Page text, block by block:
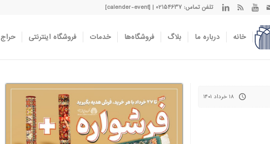
تلفن تماس: 02154637 | [calender-event]
خانه درباره ما بلاگ فروشگاه‌ها خدمات فروشگاه اینترنتی حراج
۱۸ خرداد ۱۴۰۱